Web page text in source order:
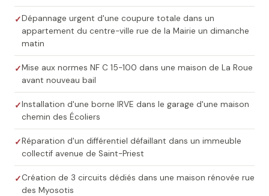
Dépannage urgent d'une coupure totale dans un
appartement du centre-ville rue de la Mairie un dimanche
matin
Mise aux normes NF C 15-100 dans une maison de La Roue
avant nouveau bail
Installation d'une borne IRVE dans le garage d'une maison
chemin des Écoliers
Réparation d'un différentiel défaillant dans un immeuble
collectif avenue de Saint-Priest
Création de 3 circuits dédiés dans une maison rénovée rue
des Myosotis